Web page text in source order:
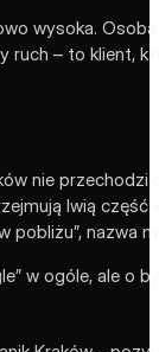
wysoka.
ruch – to klient,
nie przechodzi
lwią część
pobliżu”,
w ogóle, ale o